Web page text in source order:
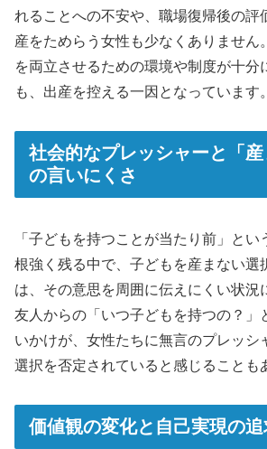
れることへの不安や、職場復帰後の評
産をためらう女性も少なくありません
を両立させるための環境や制度が十分
も、出産を控える一因となっています。
社会的なプレッシャーと「
の言いにくさ
「子どもを持つことが当たり前」と
根強く残る中で、子どもを産まない選
は、その意思を周囲に伝えにくい状況
友人からの「いつ子どもを持つの？」
いかけが、女性たちに無言のプレッシ
選択を否定されていると感じることも
価値観の変化と自己実現の追